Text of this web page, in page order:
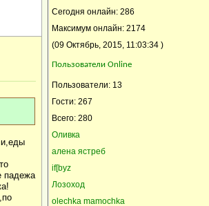
падежа
Сегодня онлайн: 286
Максимум онлайн: 2174
(09 Октябрь, 2015, 11:03:34 )
Пользователи Online
Пользователи: 13
Гости: 267
Всего: 280
Оливка
алена ястреб
if[byz
Лозоход
olechka mamochka